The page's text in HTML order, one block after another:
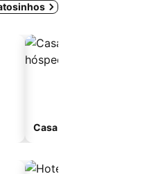
Casa de hóspedes